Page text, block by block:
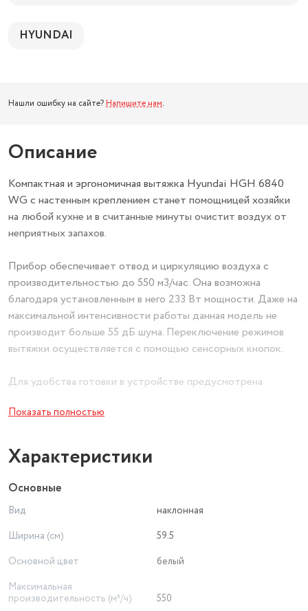
HYUNDAI
Нашли ошибку на сайте? Напишите нам.
Описание
Компактная и эргономичная вытяжка Hyundai HGH 6840
WG с настенным креплением станет помощницей хозяйки
на любой кухне и в считанные минуты очистит воздух от
неприятных запахов.
Прибор обеспечивает отвод и циркуляцию воздуха с
производительностью до 550 м3/час. Она возможна
благодаря установленным в него 233 Вт мощности. Даже на
максимальной интенсивности работы данная модель не
производит больше 55 дБ шума. Переключение режимов
вытяжки осуществляется с помощью сенсорных кнопок.
Для удобства готовки в устройстве предусмотрена
ламп мощностью по 1,5 Вт.
Помимо этого, прибор эффективно очищает воздух с
помощью встроенного жироулавливающего фильтра с
антивозвратным клапаном, выполненного из алюминия. Он
качестве альтернативы к устройству также можно
присоединить угольный фильтр Hyundai для более тонкой
Показать полностью
Характеристики
Основные
Вид
наклонная
Ширина (см)
59.5
Основной цвет
белый
Максимальная
производительность (м³/ч)
550